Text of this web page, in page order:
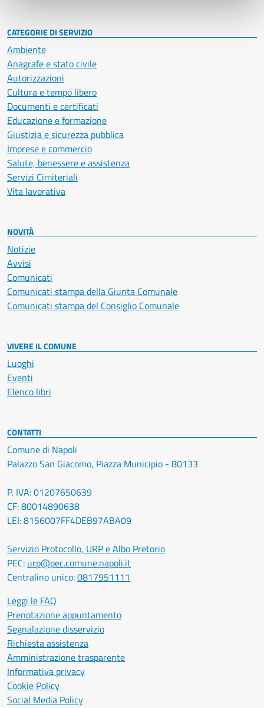
CATEGORIE DI SERVIZIO
Ambiente
Anagrafe e stato civile
Autorizzazioni
Cultura e tempo libero
Documenti e certificati
Educazione e formazione
Giustizia e sicurezza pubblica
Imprese e commercio
Salute, benessere e assistenza
Servizi Cimiteriali
Vita lavorativa
NOVITÀ
Notizie
Avvisi
Comunicati
Comunicati stampa della Giunta Comunale
Comunicati stampa del Consiglio Comunale
VIVERE IL COMUNE
Luoghi
Eventi
Elenco libri
CONTATTI
Comune di Napoli
Palazzo San Giacomo, Piazza Municipio - 80133
P. IVA: 01207650639
CF: 80014890638
LEI: 8156007FF4DEB97ABA09
Servizio Protocollo, URP e Albo Pretorio
PEC: urp@pec.comune.napoli.it
Centralino unico:0817951111
Leggi le FAQ
Prenotazione appuntamento
Segnalazione disservizio
Richiesta assistenza
Amministrazione trasparente
Informativa privacy
Cookie Policy
Social Media Policy